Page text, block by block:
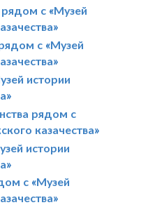
с «Музей
с «Музей
истории
рядом с
казачества»
истории
с «Музей